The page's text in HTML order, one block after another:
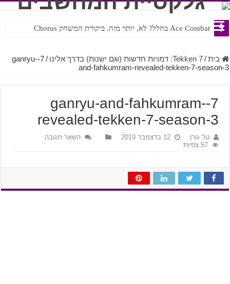
Ace Combat בחלל? לא, יותר מזה. ביקורת המשחק Chorus
בית / Tekken 7: דמויות חדשות (וגם ישנות) בדרך אלינו /
7-ganryu-
and-fahkumram-revealed-tekken-7-season-3
7-ganryu-and-fahkumram-
revealed-tekken-7-season-3
טל גורן 12 בדצמבר 2019
השאר תגובה
57 צפיות